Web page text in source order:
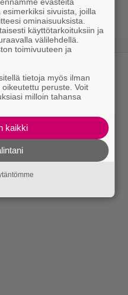
Jämsässä
sivuista, joilla
ominaisuuksista.
käyttötarkoituksiin ja
välilehdellä.
toimivuuteen ja
tietoja myös ilman
peruste. Voit
milloin tahansa
kaikki